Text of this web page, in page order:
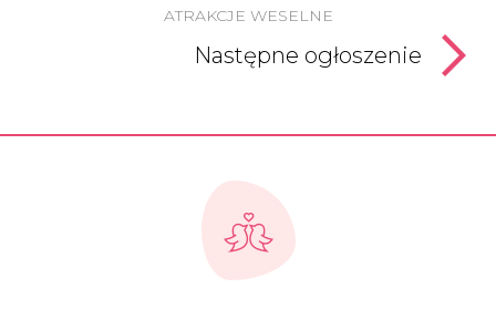
ATRAKCJE WESELNE
Następne ogłoszenie